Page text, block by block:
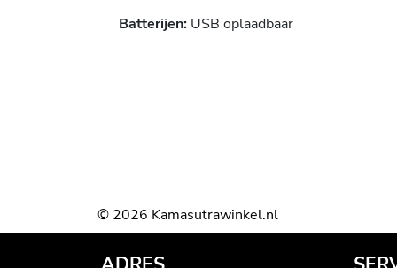
Batterijen: USB oplaadbaar
© 2026 Kamasutrawinkel.nl